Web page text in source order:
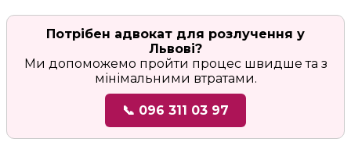
Потрібен адвокат для розлучення у
Львові?
Ми допоможемо пройти процес швидше та з
мінімальними втратами.
📞 096 311 03 97